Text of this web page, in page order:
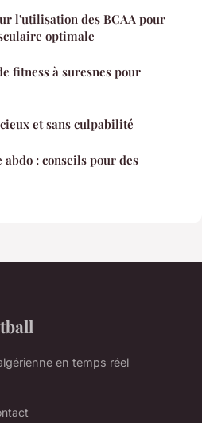
l'utilisation des BCAA pour
optimale
fitness à suresnes pour
et sans culpabilité
: conseils pour des
en temps réel